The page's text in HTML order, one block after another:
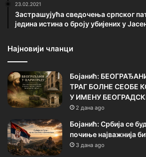
23.02.2021
Застрашујућа сведочења српског
једина истина о броју убијених у
Најновији чланци
Бојанић:
ТРАГ БОЛНЕ СЕОБЕ
У ИМЕНУ
2 дана ago
Бојанић: Србија се
почиње најважнија
3 дана ago